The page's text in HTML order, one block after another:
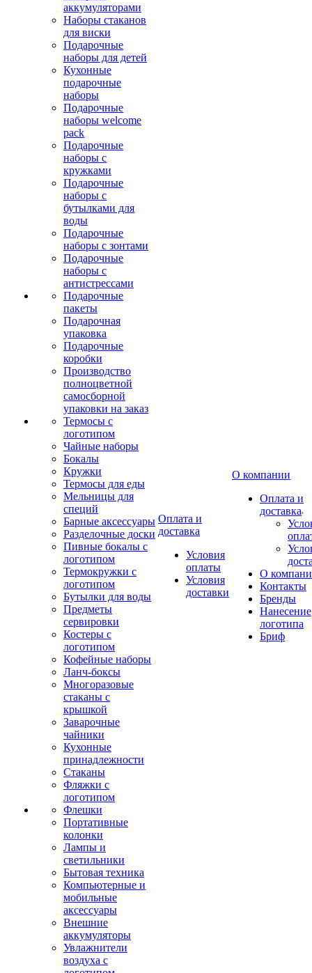
аккумуляторами
Наборы стаканов
для виски
Подарочные
наборы для детей
Кухонные
подарочные
наборы
Подарочные
наборы welcome
pack
Подарочные
наборы с
кружками
Подарочные
наборы с
бутылками для
воды
Подарочные
наборы с зонтами
Подарочные
наборы с
антистрессами
Подарочные
пакеты
Подарочная
упаковка
Подарочные
коробки
Производство
полноцветной
самосборной
упаковки на заказ
Термосы с
логотипом
Чайные наборы
Бокалы
Кружки
Термосы для еды
Мельницы для
специй
Барные аксессуары
Разделочные доски
Пивные бокалы с
логотипом
Термокружки с
логотипом
Бутылки для воды
Предметы
сервировки
Костеры с
логотипом
Кофейные наборы
Ланч-боксы
Многоразовые
стаканы с
крышкой
Заварочные
чайники
Кухонные
принадлежности
Стаканы
Фляжки с
логотипом
Флешки
Портативные
колонки
Лампы и
светильники
Бытовая техника
Компьютерные и
мобильные
аксессуары
Внешние
аккумуляторы
Увлажнители
воздуха с
Оплата и
доставка
Условия
оплаты
Условия
доставки
О компании
Оплата и
доставка
О
Контакты
Бренды
Нанесение
логотипа
Бриф